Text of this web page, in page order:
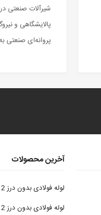
شیرآلات صنعتی
پالایشگاهی و
پروانه‌ای صنعتی
آخرین محصولات
لوله فولادی بدون درز 12 اینچ رده 80
لوله فولادی بدون درز 12 اینچ رده 40